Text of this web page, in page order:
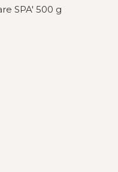
SPA' 500 g